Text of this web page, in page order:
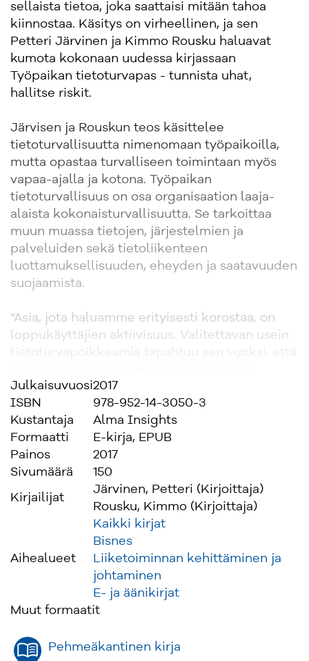
sellaista tietoa, joka saattaisi mitään tahoa
kiinnostaa. Käsitys on virheellinen, ja sen
Petteri Järvinen ja Kimmo Rousku haluavat
kumota kokonaan uudessa kirjassaan
Työpaikan tietoturvapas - tunnista uhat,
hallitse riskit.
Järvisen ja Rouskun teos käsittelee
tietoturvallisuutta nimenomaan työpaikoilla,
mutta opastaa turvalliseen toimintaan myös
vapaa-ajalla ja kotona. Työpaikan
tietoturvallisuus on osa organisaation laaja-
alaista kokonaisturvallisuutta. Se tarkoittaa
muun muassa tietojen, järjestelmien ja
palveluiden sekä tietoliikenteen
luottamuksellisuuden, eheyden ja saatavuuden
suojaamista.
”Asia, jota haluamme erityisesti korostaa, on
loppukäyttäjien aktiivisuus. Valitettavan usein
kuvitellen, että joku muu on kuitenkin asiasta
ilmoittanut. Tietoturvallisuus on kaikkien asia,
ei pelkästään organisaation
vastuuhenkilöiden!” Järvinen ja Rousku
peräänkuuluttavat.
Kun tietoturvallisuus toteutetaan oikein, sen ei
pitäisi juuri vaikeuttaa saati estää käyttäjän
toimintaa. Sen sijaan sen tulisi mahdollistaa ja
tehostaa liiketoimintaa. Tietoturvallinen
työskentely on vaivattominta silloin, kun se on
osa rutiineja ja arjen toimintaa.
”Neuvommekin tässä kirjassa, miten työntekijät
voivat itse huolehtia näistä asioista parhaalla
kirjasta apua yrityksensä tietoturvallisuuden
Julkaisuvuosi2017
ISBN
978-952-14-3050-3
Kustantaja
Alma Insights
Formaatti
E-kirja, EPUB
Painos
2017
Sivumäärä
150
Kirjailijat
Järvinen, Petteri (Kirjoittaja)
Rousku, Kimmo (Kirjoittaja)
Aihealueet
Kaikki kirjat
Bisnes
Liiketoiminnan kehittäminen ja
johtaminen
E- ja äänikirjat
Muut formaatit
Pehmeäkantinen kirja